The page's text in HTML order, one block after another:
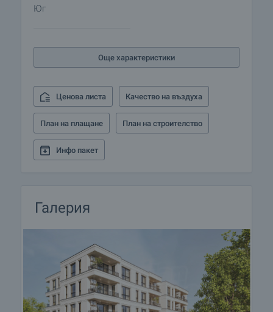
Юг
Още характеристики
Ценова листа Качество на въздуха
План на плащане План на строителство
Инфо пакет
Галерия